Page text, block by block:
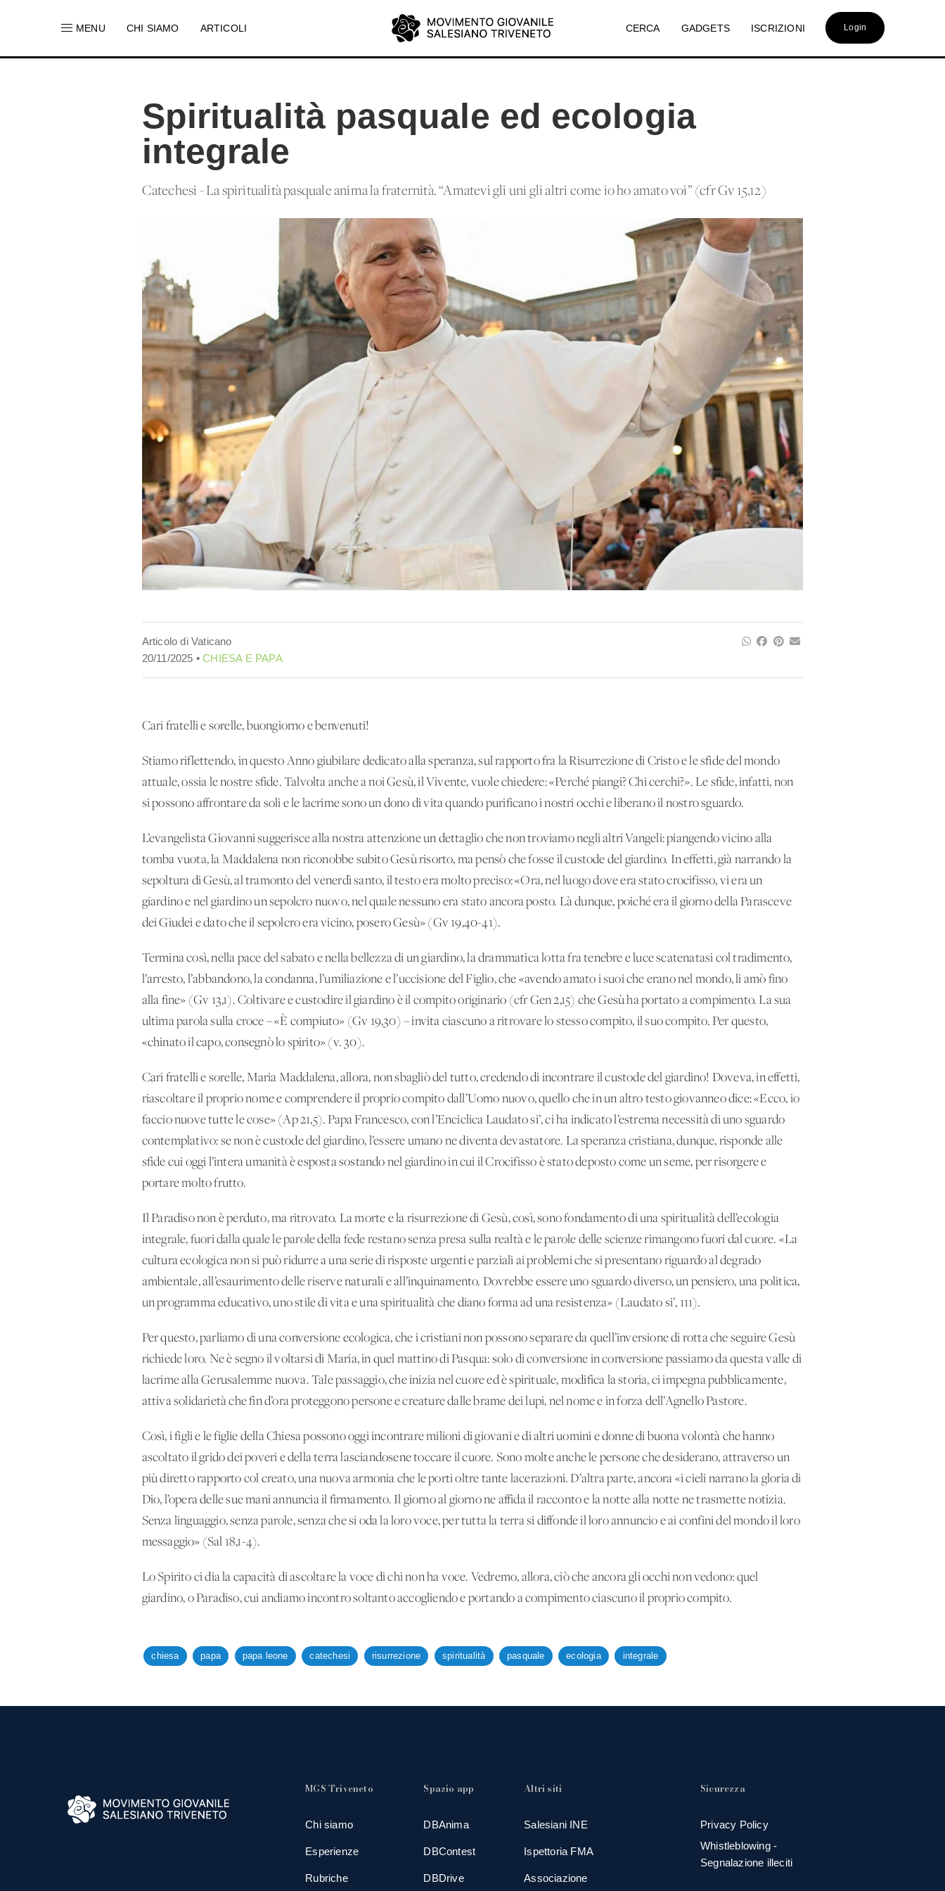
MENU CHI SIAMO ARTICOLI CERCA GADGETS ISCRIZIONI Login
Spiritualità pasquale ed ecologia
integrale
Catechesi - La spiritualità pasquale anima la fraternità. “Amatevi gli uni gli altri come io ho amato voi” (cfr Gv 15,12)
Articolo di Vaticano
20/11/2025 •CHIESA E PAPA
Cari fratelli e sorelle, buongiorno e benvenuti!
Stiamo riflettendo, in questo Anno giubilare dedicato alla speranza, sul rapporto fra la Risurrezione di Cristo e le sfide del mondo
attuale, ossia le nostre sfide. Talvolta anche a noi Gesù, il Vivente, vuole chiedere: «Perché piangi? Chi cerchi?». Le sfide, infatti, non
si possono affrontare da soli e le lacrime sono un dono di vita quando purificano i nostri occhi e liberano il nostro sguardo.
L’evangelista Giovanni suggerisce alla nostra attenzione un dettaglio che non troviamo negli altri Vangeli: piangendo vicino alla
tomba vuota, la Maddalena non riconobbe subito Gesù risorto, ma pensò che fosse il custode del giardino. In effetti, già narrando la
sepoltura di Gesù, al tramonto del venerdì santo, il testo era molto preciso: «Ora, nel luogo dove era stato crocifisso, vi era un
giardino e nel giardino un sepolcro nuovo, nel quale nessuno era stato ancora posto. Là dunque, poiché era il giorno della Parasceve
dei Giudei e dato che il sepolcro era vicino, posero Gesù» (Gv 19,40-41).
Termina così, nella pace del sabato e nella bellezza di un giardino, la drammatica lotta fra tenebre e luce scatenatasi col tradimento,
l’arresto, l’abbandono, la condanna, l’umiliazione e l’uccisione del Figlio, che «avendo amato i suoi che erano nel mondo, li amò fino
alla fine» (Gv 13,1). Coltivare e custodire il giardino è il compito originario (cfr Gen 2,15) che Gesù ha portato a compimento. La sua
ultima parola sulla croce – «È compiuto» (Gv 19,30) – invita ciascuno a ritrovare lo stesso compito, il suo compito. Per questo,
«chinato il capo, consegnò lo spirito» (v. 30).
Cari fratelli e sorelle, Maria Maddalena, allora, non sbagliò del tutto, credendo di incontrare il custode del giardino! Doveva, in effetti,
riascoltare il proprio nome e comprendere il proprio compito dall’Uomo nuovo, quello che in un altro testo giovanneo dice: «Ecco, io
faccio nuove tutte le cose» (Ap 21,5). Papa Francesco, con l’Enciclica Laudato si’, ci ha indicato l’estrema necessità di uno sguardo
contemplativo: se non è custode del giardino, l’essere umano ne diventa devastatore. La speranza cristiana, dunque, risponde alle
sfide cui oggi l’intera umanità è esposta sostando nel giardino in cui il Crocifisso è stato deposto come un seme, per risorgere e
portare molto frutto.
Il Paradiso non è perduto, ma ritrovato. La morte e la risurrezione di Gesù, così, sono fondamento di una spiritualità dell’ecologia
integrale, fuori dalla quale le parole della fede restano senza presa sulla realtà e le parole delle scienze rimangono fuori dal cuore. «La
cultura ecologica non si può ridurre a una serie di risposte urgenti e parziali ai problemi che si presentano riguardo al degrado
ambientale, all’esaurimento delle riserve naturali e all’inquinamento. Dovrebbe essere uno sguardo diverso, un pensiero, una politica,
un programma educativo, uno stile di vita e una spiritualità che diano forma ad una resistenza» (Laudato si’, 111).
Per questo, parliamo di una conversione ecologica, che i cristiani non possono separare da quell’inversione di rotta che seguire Gesù
richiede loro. Ne è segno il voltarsi di Maria, in quel mattino di Pasqua: solo di conversione in conversione passiamo da questa valle di
lacrime alla Gerusalemme nuova. Tale passaggio, che inizia nel cuore ed è spirituale, modifica la storia, ci impegna pubblicamente,
attiva solidarietà che fin d’ora proteggono persone e creature dalle brame dei lupi, nel nome e in forza dell’Agnello Pastore.
Così, i figli e le figlie della Chiesa possono oggi incontrare milioni di giovani e di altri uomini e donne di buona volontà che hanno
ascoltato il grido dei poveri e della terra lasciandosene toccare il cuore. Sono molte anche le persone che desiderano, attraverso un
più diretto rapporto col creato, una nuova armonia che le porti oltre tante lacerazioni. D’altra parte, ancora «i cieli narrano la gloria di
Dio, l’opera delle sue mani annuncia il firmamento. Il giorno al giorno ne affida il racconto e la notte alla notte ne trasmette notizia.
Senza linguaggio, senza parole, senza che si oda la loro voce, per tutta la terra si diffonde il loro annuncio e ai confini del mondo il loro
messaggio» (Sal 18,1-4).
Lo Spirito ci dia la capacità di ascoltare la voce di chi non ha voce. Vedremo, allora, ciò che ancora gli occhi non vedono: quel
giardino, o Paradiso, cui andiamo incontro soltanto accogliendo e portando a compimento ciascuno il proprio compito.
chiesa papa papa leone catechesi risurrezione spiritualità pasquale ecologia integrale
MGS Triveneto
Chi siamo
Esperienze
Rubriche
Spazio app
DBAnima
DBContest
DBDrive
Altri siti
Salesiani INE
Ispettoria FMA
Associazione
Sicurezza
Privacy Policy
Whistleblowing -
Segnalazione illeciti